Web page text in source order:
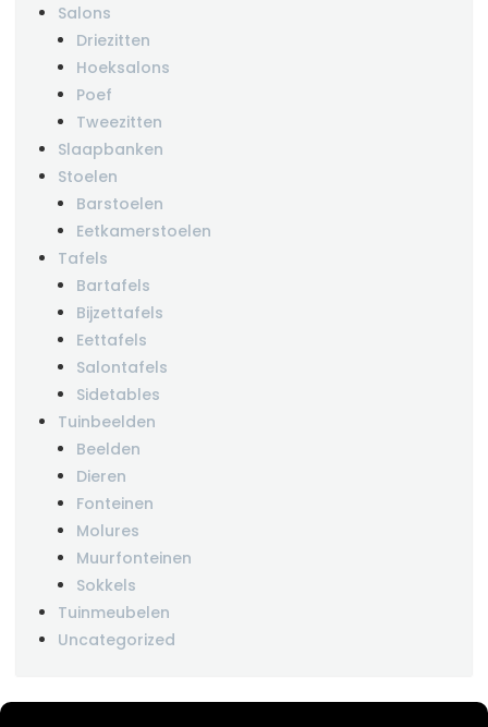
Salons
Driezitten
Hoeksalons
Poef
Tweezitten
Slaapbanken
Stoelen
Barstoelen
Eetkamerstoelen
Tafels
Bartafels
Bijzettafels
Eettafels
Salontafels
Sidetables
Tuinbeelden
Beelden
Dieren
Fonteinen
Molures
Muurfonteinen
Sokkels
Tuinmeubelen
Uncategorized